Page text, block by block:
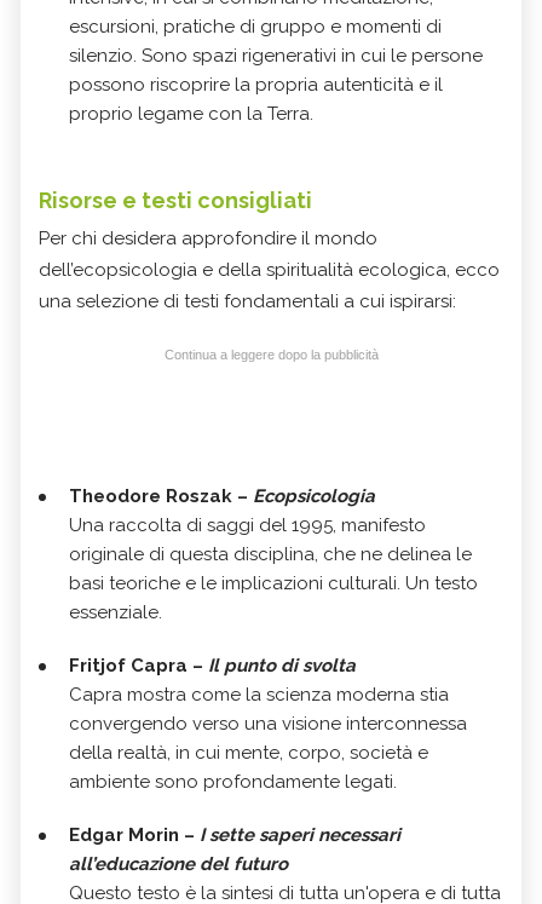
escursioni, pratiche di gruppo e momenti di
silenzio. Sono spazi rigenerativi in cui le persone
possono riscoprire la propria autenticità e il
proprio legame con la Terra.
Risorse e testi consigliati
Per chi desidera approfondire il mondo
dell’ecopsicologia e della spiritualità ecologica, ecco
una selezione di testi fondamentali a cui ispirarsi:
Continua a leggere dopo la pubblicità
Theodore Roszak – Ecopsicologia
Una raccolta di saggi del 1995, manifesto
originale di questa disciplina, che ne delinea le
basi teoriche e le implicazioni culturali. Un testo
essenziale.
Fritjof Capra – Il punto di svolta
Capra mostra come la scienza moderna stia
convergendo verso una visione interconnessa
della realtà, in cui mente, corpo, società e
ambiente sono profondamente legati.
Edgar Morin – I sette saperi necessari
all’educazione del futuro
Questo testo è la sintesi di tutta un'opera e di tutta